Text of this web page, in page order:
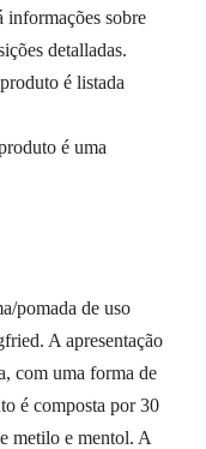
informações sobre
detalladas.
é listada
é uma
pomada de uso
A apresentação
com uma forma de
é composta por 30
metilo e mentol. A